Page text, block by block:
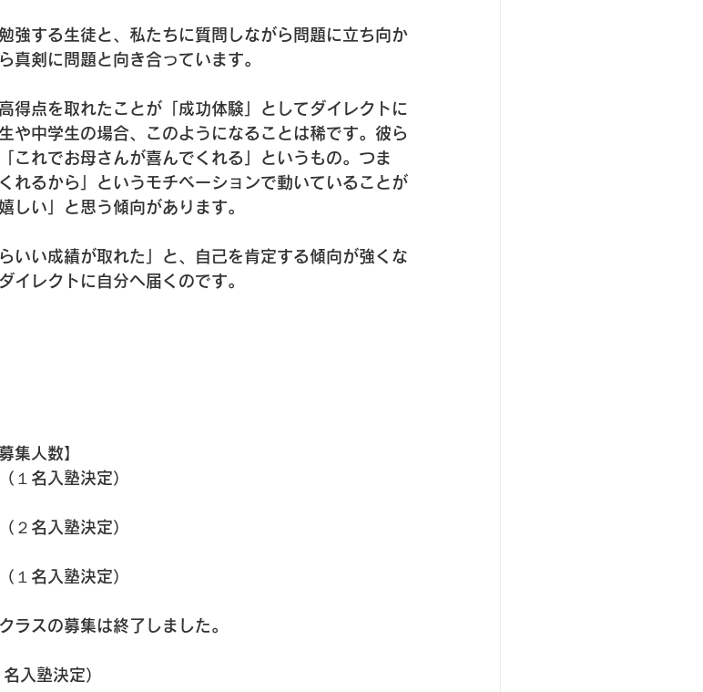
強する生徒と、私たちに質問しながら問題に立ち向か
真剣に問題と向き合っています。
得点を取れたことが「成功体験」としてダイレクトに
や中学生の場合、このようになることは稀です。彼ら
これでお母さんが喜んでくれる」というもの。つま
れるから」というモチベーションで動いていることが
しい」と思う傾向があります。
いい成績が取れた」と、自己を肯定する傾向が強くな
イレクトに自分へ届くのです。
集人数】
１名入塾決定）
２名入塾決定）
１名入塾決定）
ラスの募集は終了しました。
入塾決定）